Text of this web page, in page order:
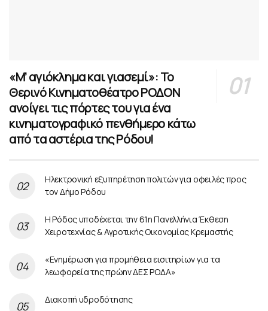
«Μ’ αγιόκλημα και γιασεμί»: Το
Θερινό Κινηματοθέατρο ΡΟΔΟΝ
ανοίγει τις πόρτες του για ένα
κινηματογραφικό πενθήμερο κάτω
από τα αστέρια της Ρόδου!
Ηλεκτρονική εξυπηρέτηση πολιτών για οφειλές προς
τον Δήμο Ρόδου
Η Ρόδος υποδέχεται την 61η Πανελλήνια Έκθεση
Χειροτεχνίας & Αγροτικής Οικονομίας Κρεμαστής
«Ενημέρωση για προμήθεια εισιτηρίων για τα
λεωφορεία της πρώην ΔΕΣ ΡΟΔΑ»
Διακοπή υδροδότησης